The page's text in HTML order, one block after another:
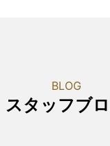
BLOG
スタッフブ